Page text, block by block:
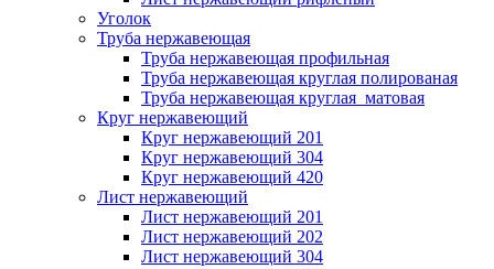
Уголок
Труба нержавеющая
Труба нержавеющая профильная
Труба нержавеющая круглая полированая
Труба нержавеющая круглая матовая
Круг нержавеющий
Круг нержавеющий 201
Круг нержавеющий 304
Круг нержавеющий 420
Лист нержавеющий
Лист нержавеющий 201
Лист нержавеющий 202
Лист нержавеющий 304